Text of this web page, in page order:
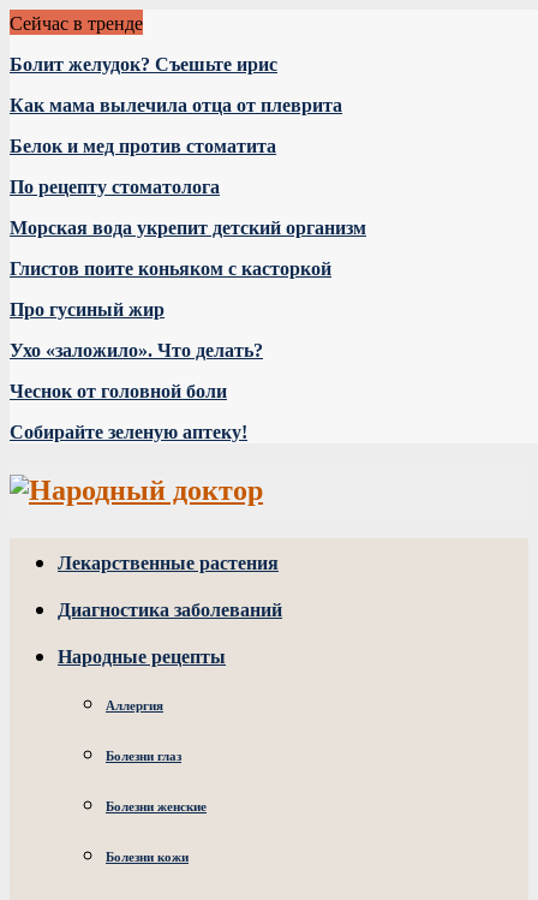
Сейчас в тренде
Болит желудок? Съешьте ирис
Как мама вылечила отца от плеврита
Белок и мед против стоматита
По рецепту стоматолога
Морская вода укрепит детский организм
Глистов поите коньяком с касторкой
Про гусиный жир
Ухо «заложило». Что делать?
Чеснок от головной боли
Собирайте зеленую аптеку!
Лекарственные растения
Диагностика заболеваний
Народные рецепты
Аллергия
Болезни глаз
Болезни женские
Болезни кожи